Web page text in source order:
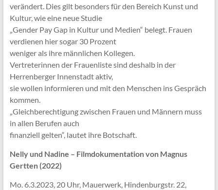
verändert. Dies gilt besonders für den Bereich Kunst und
Kultur, wie eine neue Studie
„Gender Pay Gap in Kultur und Medien“ belegt. Frauen
verdienen hier sogar 30 Prozent
weniger als ihre männlichen Kollegen.
Vertreterinnen der Frauenliste sind deshalb in der
Herrenberger Innenstadt aktiv,
sie wollen informieren und mit den Menschen ins Gespräch
kommen.
„Gleichberechtigung zwischen Frauen und Männern muss
in allen Berufen auch
finanziell gelten“, lautet ihre Botschaft.
Nelly und Nadine – Filmdokumentation von Magnus
Gertten (2022)
Mo. 6.3.2023, 20 Uhr, Mauerwerk, Hindenburgstr. 22,